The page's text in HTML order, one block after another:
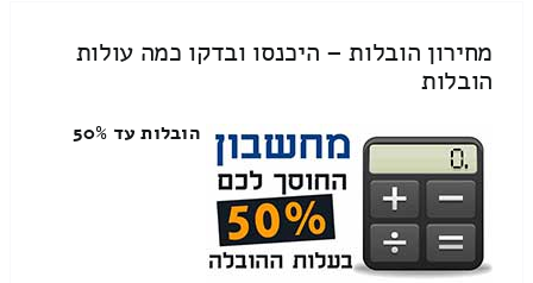
מחירון הובלות – היכנסו ובדקו כמה עולות
הובלות
הובלות עד 50%